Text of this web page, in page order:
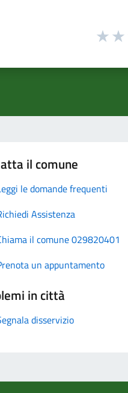
il comune
le domande frequenti
Assistenza
il comune 029820401
un appuntamento
in città
disservizio